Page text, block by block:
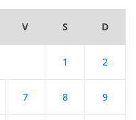
V S D
1 2
7 8 9